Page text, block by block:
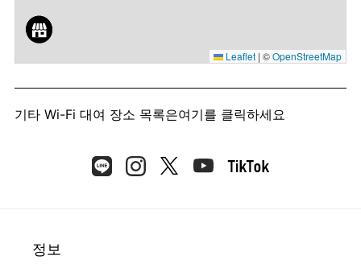
Leaflet | ©OpenStreetMap
기타 Wi-Fi 대여 장소 목록은여기를 클릭하세요
정보